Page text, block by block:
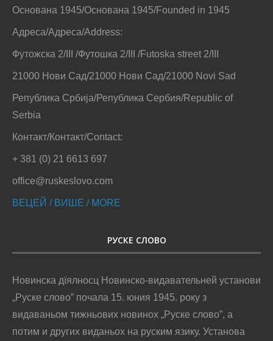
Основана 1945/Основана 1945/Founded in 1945
Адреса/Адреса/Address:
Футожска 2/III /Футошка 2/III /Futoska street 2/III
21000 Нови Сад/21000 Нови Сад/21000 Novi Sad
Република Србија/Република Сербия/Republic of
Serbia
Контакт/Контакт/Contact:
+ 381 (0) 21 6613 697
office@ruskeslovo.com
ВЕЦЕЙ / ВИШЕ / MORE
РУСКЕ СЛОВО
Новинска дїялносц Новинско-видавательней установи
„Руске слово” почала 15. юния 1945. року з
видаваньом тижньових новинох „Руске слово”, а
потим и других виданьох на руским язику. Установа